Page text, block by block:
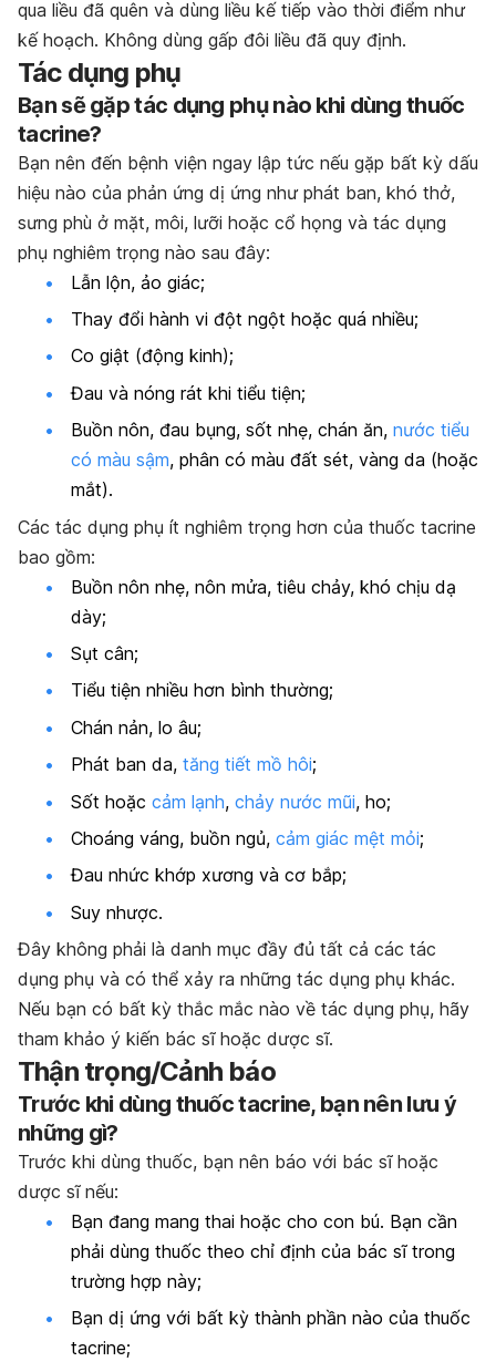
qua liều đã quên và dùng liều kế tiếp vào thời điểm như
kế hoạch. Không dùng gấp đôi liều đã quy định.
Tác dụng phụ
Bạn sẽ gặp tác dụng phụ nào khi dùng thuốc
tacrine?
Bạn nên đến bệnh viện ngay lập tức nếu gặp bất kỳ dấu
hiệu nào của phản ứng dị ứng như phát ban, khó thở,
sưng phù ở mặt, môi, lưỡi hoặc cổ họng và tác dụng
phụ nghiêm trọng nào sau đây:
Lẫn lộn, ảo giác;
Thay đổi hành vi đột ngột hoặc quá nhiều;
Co giật (động kinh);
Đau và nóng rát khi tiểu tiện;
Buồn nôn, đau bụng, sốt nhẹ, chán ăn, nước tiểu
có màu sậm, phân có màu đất sét, vàng da (hoặc
mắt).
Các tác dụng phụ ít nghiêm trọng hơn của thuốc tacrine
bao gồm:
Buồn nôn nhẹ, nôn mửa, tiêu chảy, khó chịu dạ
dày;
Sụt cân;
Tiểu tiện nhiều hơn bình thường;
Chán nản, lo âu;
Phát ban da, tăng tiết mồ hôi;
Sốt hoặc cảm lạnh, chảy nước mũi, ho;
Choáng váng, buồn ngủ, cảm giác mệt mỏi;
Đau nhức khớp xương và cơ bắp;
Suy nhược.
Đây không phải là danh mục đầy đủ tất cả các tác
dụng phụ và có thể xảy ra những tác dụng phụ khác.
Nếu bạn có bất kỳ thắc mắc nào về tác dụng phụ, hãy
tham khảo ý kiến bác sĩ hoặc dược sĩ.
Thận trọng/Cảnh báo
Trước khi dùng thuốc tacrine, bạn nên lưu ý
những gì?
Trước khi dùng thuốc, bạn nên báo với bác sĩ hoặc
dược sĩ nếu:
Bạn đang mang thai hoặc cho con bú. Bạn cần
phải dùng thuốc theo chỉ định của bác sĩ trong
trường hợp này;
Bạn dị ứng với bất kỳ thành phần nào của thuốc
tacrine;